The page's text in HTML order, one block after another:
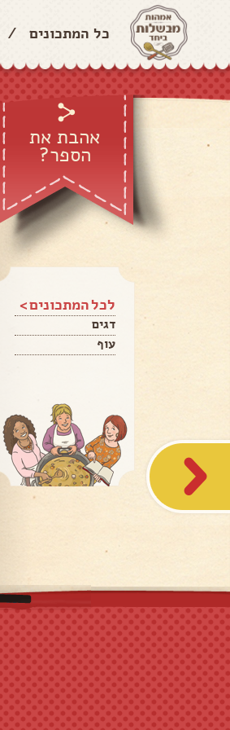
כל המתכונים /
אהבת את
הספר?
לכל המתכונים >
דגים
עוף